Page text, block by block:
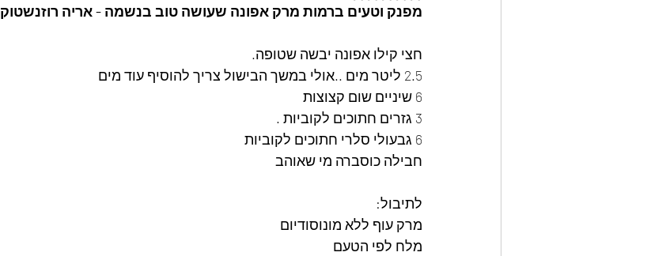
מפנק וטעים ברמות מרק אפונה שעושה טוב בנשמה - אריה רוזנשטוק
חצי קילו אפונה יבשה שטופה.
2.5 ליטר מים ..אולי במשך הבישול צריך להוסיף עוד מים
6 שיניים שום קצוצות
3 גזרים חתוכים לקוביות .
6 גבעולי סלרי חתוכים לקוביות
חבילה כוסברה מי שאוהב
לתיבול:
מרק עוף ללא מונוסודיום
מלח לפי הטעם